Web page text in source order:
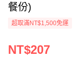
餐份)
超取滿NT$1,500免運
NT$207